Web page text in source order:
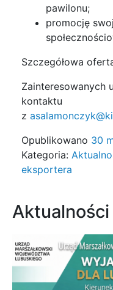
pawilonu;
promocję
Szczegółowa
Zainteresowanych
kontaktu
z
Opublikowano 30
Kategoria:
eksportera
Aktualności